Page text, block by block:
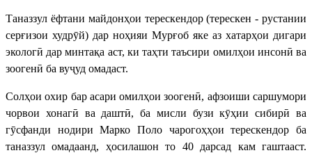
Таназзул ёфтани майдонҳои терескендор (терескен - рустании
серғизои худрӯй) дар ноҳияи Мурғоб яке аз хатарҳои дигари
экологӣ дар минтақа аст, ки таҳти таъсири омилҳои инсонӣ ва
зоогенӣ ба вуҷуд омадаст.
Солҳои охир бар асари омилҳои зоогенӣ, афзоиши саршумори
чорвои хонагӣ ва даштӣ, ба мисли бузи кӯҳии сибирӣ ва
гӯсфанди нодири Марко Поло чарогоҳҳои терескендор ба
таназзул омадаанд, ҳосилашон то 40 дарсад кам гаштааст.